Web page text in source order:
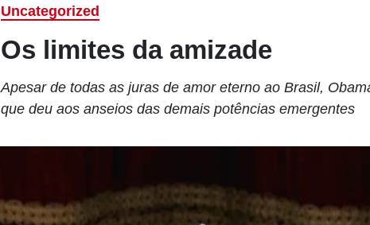
Uncategorized
Os limites da amizade
Apesar de todas as juras de amor eterno ao Brasil,
que deu aos anseios das demais potências emergentes